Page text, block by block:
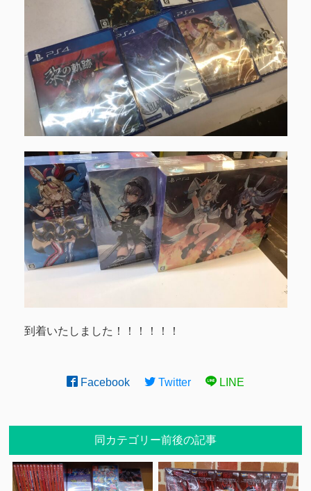
到着いたしました！！！！！！
Facebook Twitter LINE
同カテゴリー前後の記事